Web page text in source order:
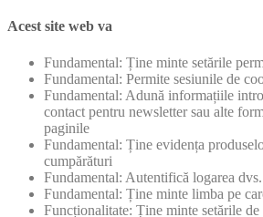
Acest site web va
Fundamental: Ține minte setările
Fundamental: Permite sesiunile de
Fundamental: Adună informațiile
contact pentru newsletter sau alte
paginile
Fundamental: Ține evidența
cumpărături
Fundamental: Autentifică logarea
Fundamental: Ține minte limba pe
Funcționalitate: Ține minte setările de